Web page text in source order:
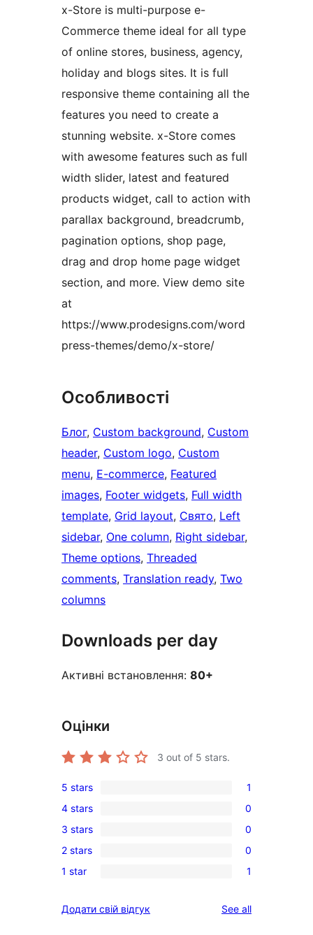
x-Store is multi-purpose e-
Commerce theme ideal for all type
of online stores, business, agency,
holiday and blogs sites. It is full
responsive theme containing all the
features you need to create a
stunning website. x-Store comes
with awesome features such as full
width slider, latest and featured
products widget, call to action with
parallax background, breadcrumb,
pagination options, shop page,
drag and drop home page widget
section, and more. View demo site
at
https://www.prodesigns.com/word
press-themes/demo/x-store/
Особливості
Блог, Custom background, Custom
header, Custom logo, Custom
menu, E-commerce, Featured
images, Footer widgets, Full width
template, Grid layout, Свято, Left
sidebar, One column, Right sidebar
Theme options, Threaded
comments, Translation ready, Two
columns
Downloads per day
Активні встановлення: 80+
Оцінки
3 out of 5 stars.
1
5-
star
review
5 stars 1
0
4-
star
reviews
4 stars 0
0
3-
star
3 stars 0
0
2-
reviews
2 stars 0
1
star
1 star 1
Додати свій відгук See allreviews